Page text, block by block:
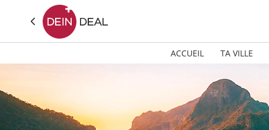
ACCUEIL TA VILLE